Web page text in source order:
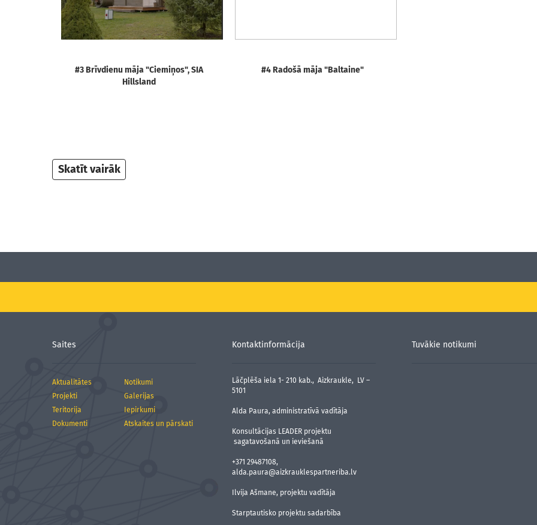
#3 Brīvdienu māja "Ciemiņos", SIA
Hillsland
#4 Radošā māja "Baltaine"
Skatīt vairāk
Saites
Aktualitātes
Notikumi
Projekti
Galerijas
Teritorija
Iepirkumi
Dokumenti
Atskaites un pārskati
Kontaktinformācija
Lāčplēša iela 1- 210 kab., Aizkraukle, LV –
5101
Alda Paura, administratīvā vadītāja
Konsultācijas LEADER projektu
sagatavošanā un ieviešanā
+371 29487108,
alda.paura@aizkrauklespartneriba.lv
Ilvija Ašmane, projektu vadītāja
Starptautisko projektu sadarbība
Tuvākie notikumi